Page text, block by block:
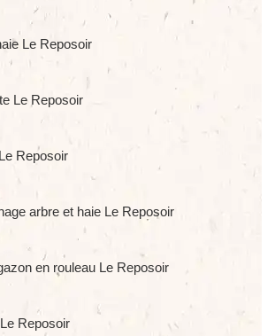
Le Reposoir
Le Reposoir
Reposoir
arbre et haie Le Reposoir
en rouleau Le Reposoir
Reposoir